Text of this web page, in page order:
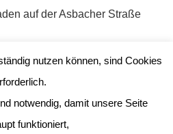
auf der Asbacher Straße
Tee! Uns wurde gezeigt, wie
wenn man ein eigenes Glas
Lorbeerblätter und Garam
wie abgefüllt und
nutzen können, sind Cookies
notwendig, damit unsere Seite
funktioniert,